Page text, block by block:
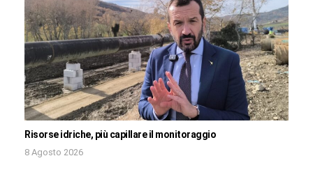
Risorse idriche, più capillare il monitoraggio
8 Agosto 2026